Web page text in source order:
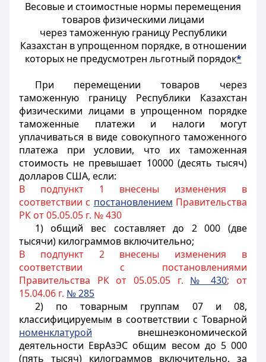
Весовые и стоимостные нормы перемещения
товаров физическими лицами
через таможенную границу Республики
Казахстан в упрощенном порядке, в отношении
которых не предусмотрен льготный порядок*
При перемещении товаров через
таможенную границу Республики Казахстан
физическими лицами в упрощенном порядке
таможенные платежи и налоги могут
уплачиваться в виде совокупного таможенного
платежа при условии, что их таможенная
стоимость не превышает 10000 (десять тысяч)
долларов США, если:
В подпункт 1 внесены изменения в
соответствии с постановлением Правительства
РК от 05.05.05 г. № 430
1) общий вес составляет до 2 000 (две
тысячи) килограммов включительно;
В подпункт 2 внесены изменения в
соответствии с постановлениями
Правительства РК от 05.05.05 г. № 430; от
15.04.06 г. № 285
2) по товарным группам 07 и 08,
классифицируемым в соответствии с Товарной
номенклатурой внешнеэкономической
деятельности ЕврАзЭС общим весом до 5 000
(пять тысяч) килограммов включительно, за